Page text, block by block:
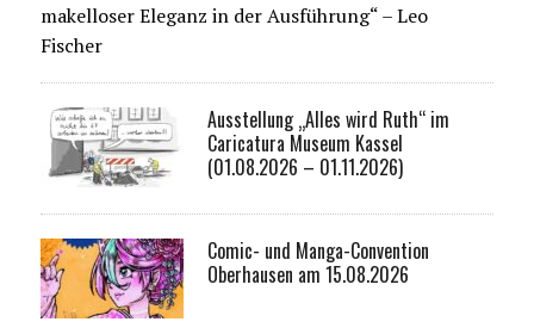
makelloser Eleganz in der Ausführung“ – Leo
Fischer
Ausstellung „Alles wird Ruth“ im
Caricatura Museum Kassel
(01.08.2026 – 01.11.2026)
Comic- und Manga-Convention
Oberhausen am 15.08.2026